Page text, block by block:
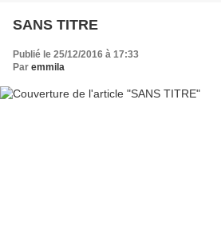
SANS TITRE
Publié le 25/12/2016 à 17:33
Par emmila